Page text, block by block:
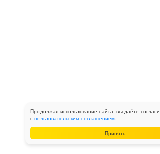
Продолжая использование сайта, вы даёте
с пользовательским соглашением.
Принять